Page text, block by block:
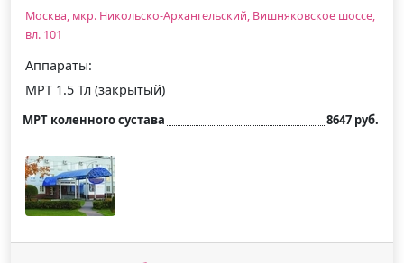
Москва, мкр. Никольско-Архангельский, Вишняковское шоссе,
вл. 101
Аппараты:
МРТ 1.5 Тл (закрытый)
МРТ коленного сустава 8647 руб.